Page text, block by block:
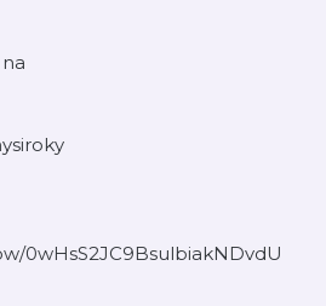
0wHsS2JC9BsulbiakNDvdU